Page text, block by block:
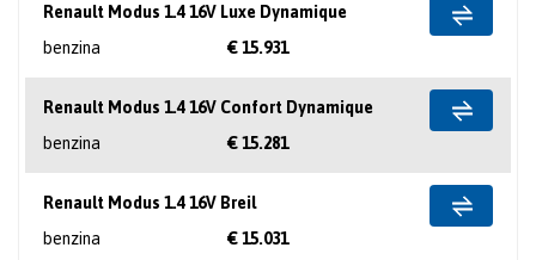
Renault Modus 1.4 16V Luxe Dynamique
benzina
€ 15.931
Renault Modus 1.4 16V Confort Dynamique
benzina
€ 15.281
Renault Modus 1.4 16V Breil
benzina
€ 15.031